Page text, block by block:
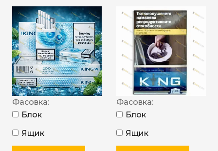
Фасовка:
Блок
Ящик
Фасовка:
Блок
Ящик